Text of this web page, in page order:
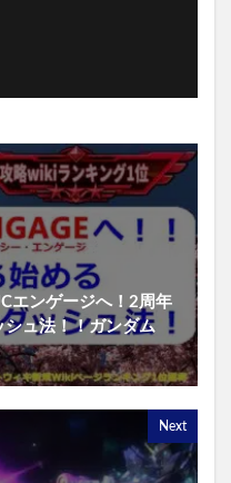
エンゲージへ！2周年
ュ法！！ガンダム
Next